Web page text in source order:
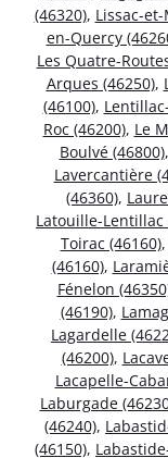
(46320), Lissac-
en-Quercy
Les Quatre-
Arques (46250),
(46100),
Roc (46200), Le
Boulvé (46800),
Lavercantière
(46360),
Latouille-Lentillac
Toirac (46160),
(46160),
Fénelon
(46190),
Lagardelle
(46200),
Lacapelle-
Laburgade
(46240),
(46150),